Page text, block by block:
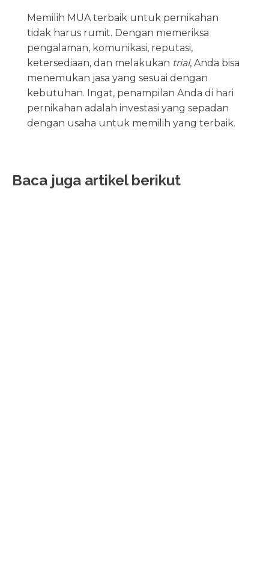
Memilih MUA terbaik untuk pernikahan
tidak harus rumit. Dengan memeriksa
pengalaman, komunikasi, reputasi,
ketersediaan, dan melakukan trial, Anda bisa
menemukan jasa yang sesuai dengan
kebutuhan. Ingat, penampilan Anda di hari
pernikahan adalah investasi yang sepadan
dengan usaha untuk memilih yang terbaik.
Baca juga artikel berikut